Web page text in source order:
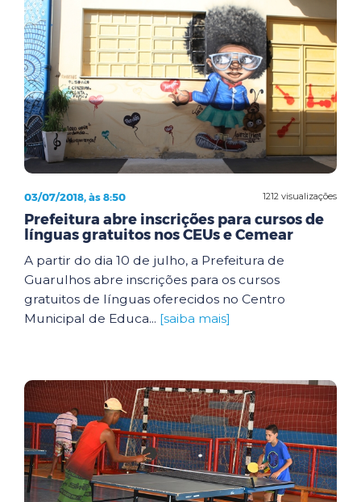
1212 visualizações
03/07/2018, às 8:50
Prefeitura abre inscrições para cursos de
línguas gratuitos nos CEUs e Cemear
A partir do dia 10 de julho, a Prefeitura de
Guarulhos abre inscrições para os cursos
gratuitos de línguas oferecidos no Centro
Municipal de Educa... [saiba mais]